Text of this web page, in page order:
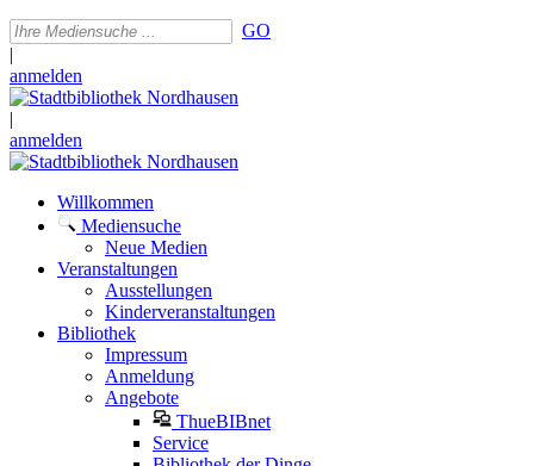
GO
|
anmelden
|
anmelden
Willkommen
Mediensuche
Neue Medien
Veranstaltungen
Ausstellungen
Kinderveranstaltungen
Bibliothek
Impressum
Anmeldung
Angebote
ThueBIBnet
Service